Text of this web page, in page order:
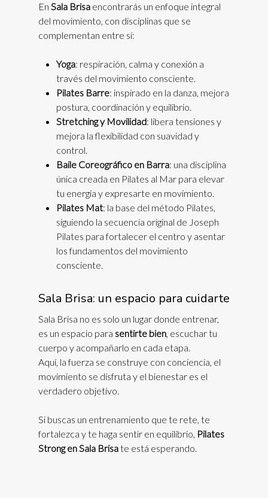
En Sala Brisa encontrarás un enfoque integral
del movimiento, con disciplinas que se
complementan entre sí:
Yoga: respiración, calma y conexión a
través del movimiento consciente.
Pilates Barre: inspirado en la danza, mejora
postura, coordinación y equilibrio.
Stretching y Movilidad: libera tensiones y
mejora la flexibilidad con suavidad y
control.
Baile Coreográfico en Barra: una disciplina
única creada en Pilates al Mar para elevar
tu energía y expresarte en movimiento.
Pilates Mat: la base del método Pilates,
siguiendo la secuencia original de Joseph
Pilates para fortalecer el centro y asentar
los fundamentos del movimiento
consciente.
Sala Brisa: un espacio para cuidarte
Sala Brisa no es solo un lugar donde entrenar,
es un espacio para sentirte bien, escuchar tu
cuerpo y acompañarlo en cada etapa.
Aquí, la fuerza se construye con conciencia, el
movimiento se disfruta y el bienestar es el
verdadero objetivo.
Si buscas un entrenamiento que te rete, te
fortalezca y te haga sentir en equilibrio, Pilates
Strong en Sala Brisate está esperando.